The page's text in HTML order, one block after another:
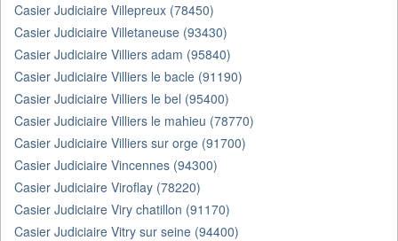
Casier Judiciaire Villepreux (78450)
Casier Judiciaire Villetaneuse (93430)
Casier Judiciaire Villiers adam (95840)
Casier Judiciaire Villiers le bacle (91190)
Casier Judiciaire Villiers le bel (95400)
Casier Judiciaire Villiers le mahieu (78770)
Casier Judiciaire Villiers sur orge (91700)
Casier Judiciaire Vincennes (94300)
Casier Judiciaire Viroflay (78220)
Casier Judiciaire Viry chatillon (91170)
Casier Judiciaire Vitry sur seine (94400)